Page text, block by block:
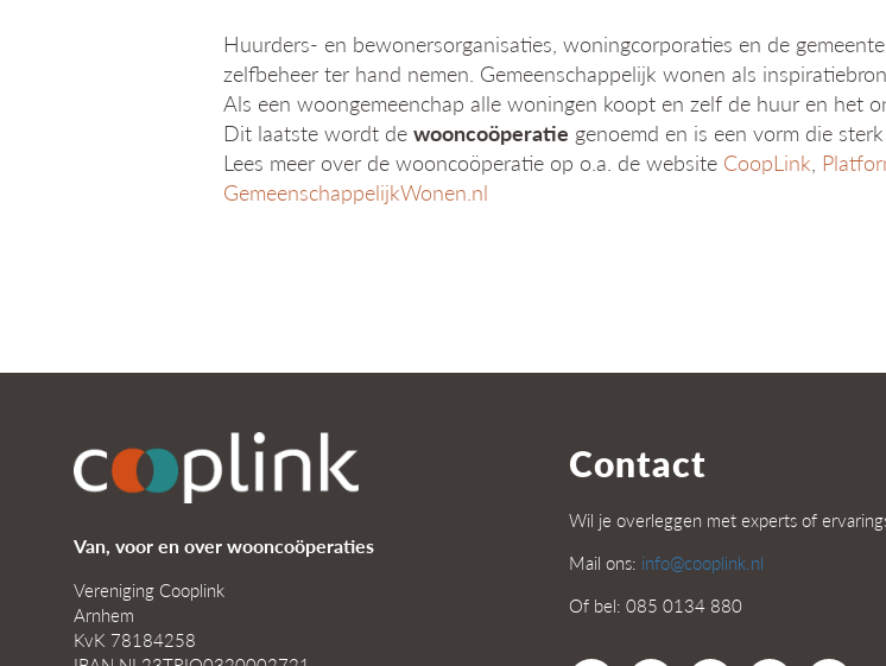
Huurders- en bewonersorganisaties, woningcorporaties en de
zelfbeheer ter hand nemen. Gemeenschappelijk wonen als
Als een woongemeenchap alle woningen koopt en zelf de huur en het
Dit laatste wordt de wooncoöperatie genoemd en is een vorm die
Lees meer over de wooncoöperatie op o.a. de website CoopLink,
GemeenschappelijkWonen.nl
Van, voor en over wooncoöperaties
Vereniging Cooplink
Arnhem
KvK 78184258
Contact
Wil je overleggen met experts of
Mail ons: info@cooplink.nl
Of bel: 085 0134 880